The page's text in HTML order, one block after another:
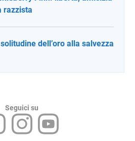
razzista
dell’oro alla salvezza
Seguici su